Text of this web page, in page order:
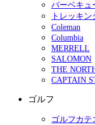
バーベキュ
トレッキ
Coleman
Columbia
MERRELL
SALOMON
THE
CAPTAIN
ゴルフ
ゴルフカテ